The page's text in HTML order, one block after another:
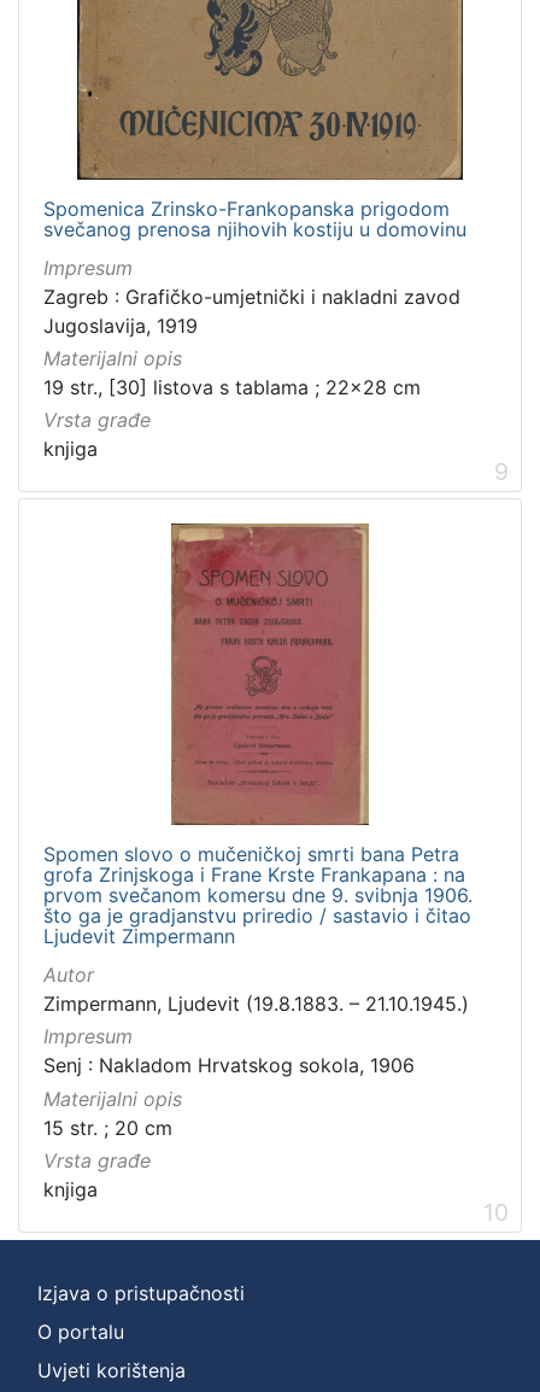
Spomenica Zrinsko-Frankopanska prigodom
svečanog prenosa njihovih kostiju u domovinu
Impresum
Zagreb : Grafičko-umjetnički i nakladni zavod
Jugoslavija, 1919
Materijalni opis
19 str., [30] listova s tablama ; 22x28 cm
Vrsta građe
knjiga
9
Spomen slovo o mučeničkoj smrti bana Petra
grofa Zrinjskoga i Frane Krste Frankapana : na
prvom svečanom komersu dne 9. svibnja 1906.
što ga je gradjanstvu priredio / sastavio i čitao
Ljudevit Zimpermann
Autor
Zimpermann, Ljudevit (19.8.1883. – 21.10.1945.)
Impresum
Senj : Nakladom Hrvatskog sokola, 1906
Materijalni opis
15 str. ; 20 cm
Vrsta građe
knjiga
10
Izjava o pristupačnosti
O portalu
Uvjeti korištenja